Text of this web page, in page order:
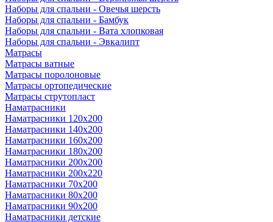
Наборы для спальни - Овечья шерсть
Наборы для спальни - Бамбук
Наборы для спальни - Вата хлопковая
Наборы для спальни - Эвкалипт
Матрасы
Матрасы ватные
Матрасы поролоновые
Матрасы ортопедические
Матрасы струтопласт
Наматрасники
Наматрасники 120х200
Наматрасники 140х200
Наматрасники 160х200
Наматрасники 180х200
Наматрасники 200х200
Наматрасники 200х220
Наматрасники 70х200
Наматрасники 80х200
Наматрасники 90х200
Наматрасники детские